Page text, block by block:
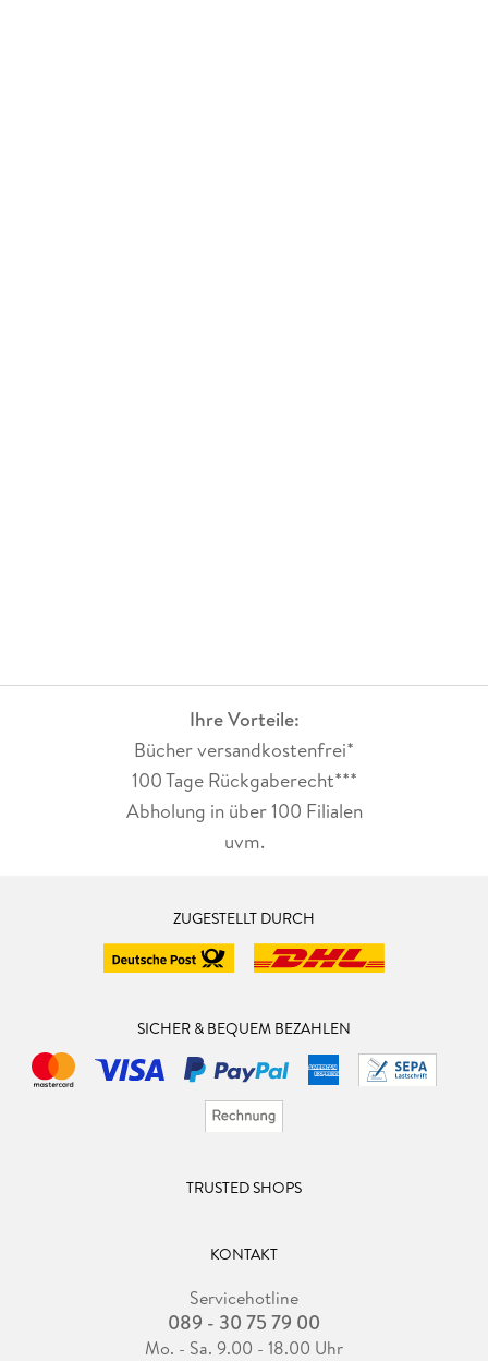
Ihre Vorteile:
Bücher versandkostenfrei*
100 Tage Rückgaberecht***
Abholung in über 100 Filialen
uvm.
ZUGESTELLT DURCH
SICHER & BEQUEM BEZAHLEN
TRUSTED SHOPS
KONTAKT
Servicehotline
089 - 30 75 79 00
Mo. - Sa. 9.00 - 18.00 Uhr